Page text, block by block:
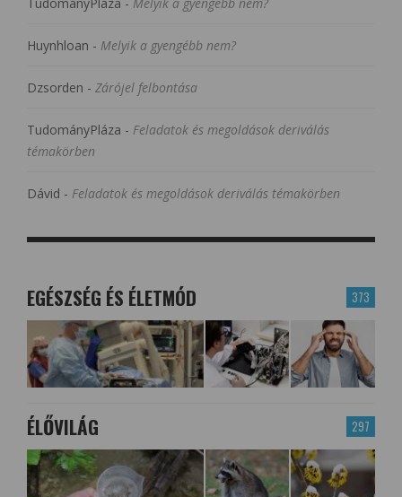
TudományPláza - Melyik a gyengébb nem?
Huynhloan - Melyik a gyengébb nem?
Dzsorden - Zárójel felbontása
TudományPláza - Feladatok és megoldások deriválás
témakörben
Dávid - Feladatok és megoldások deriválás témakörben
373
EGÉSZSÉG ÉS ÉLETMÓD
297
ÉLŐVILÁG